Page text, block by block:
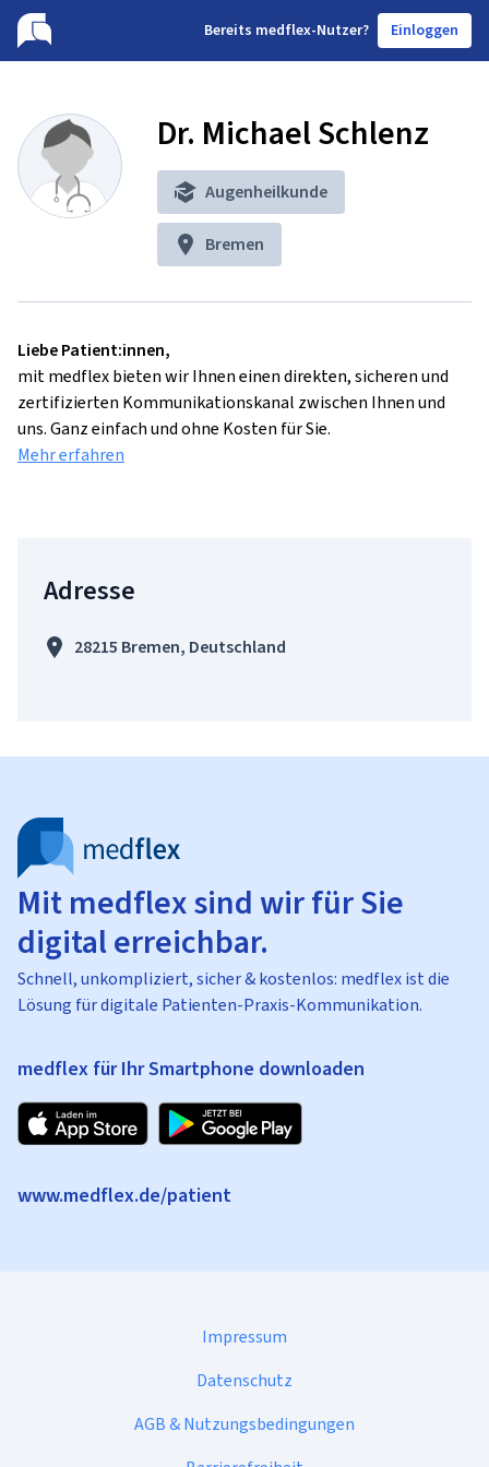
Bereits medflex-Nutzer? Einloggen
Dr. Michael Schlenz
Augenheilkunde
Bremen
Liebe Patient:innen,
mit medflex bieten wir Ihnen einen direkten, sicheren und
zertifizierten Kommunikationskanal zwischen Ihnen und
uns. Ganz einfach und ohne Kosten für Sie.
Mehr erfahren
Adresse
28215 Bremen, Deutschland
Mit medflex sind wir für Sie
digital erreichbar.
Schnell, unkompliziert, sicher & kostenlos: medflex ist die
Lösung für digitale Patienten-Praxis-Kommunikation.
medflex für Ihr Smartphone downloaden
www.medflex.de/patient
Impressum
Datenschutz
AGB & Nutzungsbedingungen